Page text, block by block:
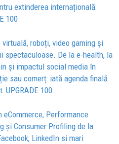
extinderea internațională:
100
virtuală, roboți, video gaming și
spectaculoase. De la e-health, la
și impactul social media în
sau comerț: iată agenda finală
UPGRADE 100
eCommerce, Performance
și Consumer Profiling de la
LinkedIn si mari